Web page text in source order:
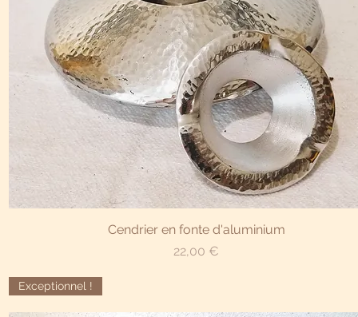
Aperçu rapide
Cendrier en fonte d'aluminium
Prix
22,00 €
Exceptionnel !